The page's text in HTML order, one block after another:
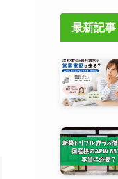
最新記事